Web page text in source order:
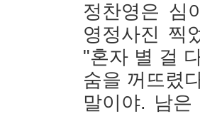
정찬영은 심
영정사진 찍
"혼자 별 걸
숨을 꺼뜨렸
말이야. 남